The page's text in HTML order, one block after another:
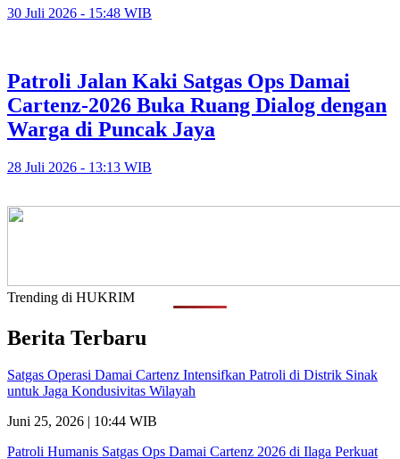
30 Juli 2026 - 15:48 WIB
Patroli Jalan Kaki Satgas Ops Damai
Cartenz-2026 Buka Ruang Dialog dengan
Warga di Puncak Jaya
28 Juli 2026 - 13:13 WIB
Trending di HUKRIM
Berita Terbaru
Satgas Operasi Damai Cartenz Intensifkan Patroli di Distrik Sinak
untuk Jaga Kondusivitas Wilayah
Juni 25, 2026 | 10:44 WIB
Patroli Humanis Satgas Ops Damai Cartenz 2026 di Ilaga Perkuat